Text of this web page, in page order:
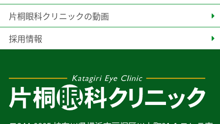
片桐眼科クリニックの動画
採用情報